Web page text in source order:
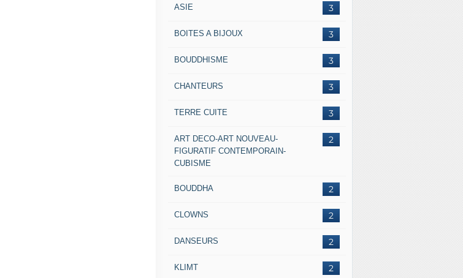
3
ASIE
3
BOITES A BIJOUX
3
BOUDDHISME
3
CHANTEURS
3
TERRE CUITE
2
ART DECO-ART NOUVEAU-
FIGURATIF CONTEMPORAIN-
CUBISME
2
BOUDDHA
2
CLOWNS
2
DANSEURS
2
KLIMT